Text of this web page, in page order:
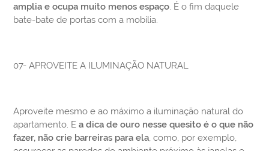
amplia e ocupa muito menos espaço. É o fim daquele
bate-bate de portas com a mobília.
07- APROVEITE A ILUMINAÇÃO NATURAL
Aproveite mesmo e ao máximo a iluminação natural do
apartamento. Ea dica de ouro nesse quesito é o que não
fazer, não crie barreiras para ela, como, por exemplo,